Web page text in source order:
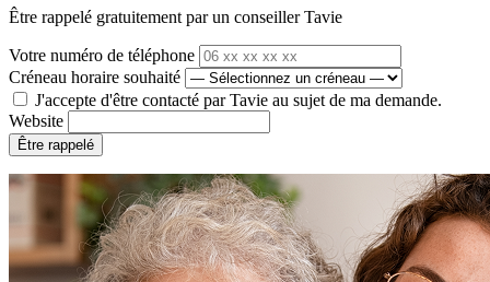
Être rappelé gratuitement par un conseiller Tavie
Votre numéro de téléphone
Créneau horaire souhaité
J'accepte d'être contacté par Tavie au sujet de ma demande.
Website
Être rappelé